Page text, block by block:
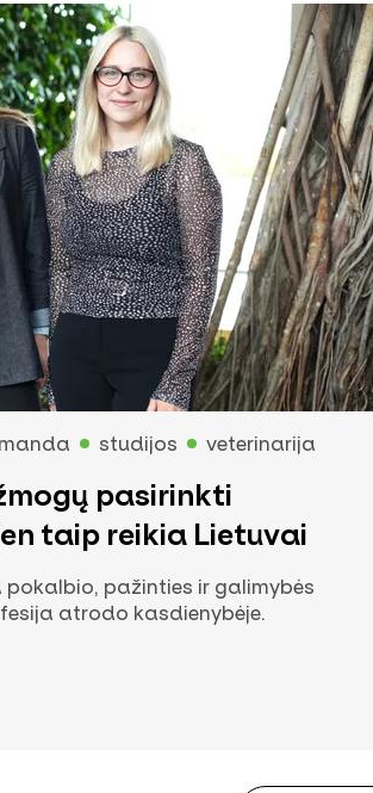
studijos veterinarija
pasirinkti
taip reikia Lietuvai
pokalbio, pažinties ir galimybės
atrodo kasdienybėje.